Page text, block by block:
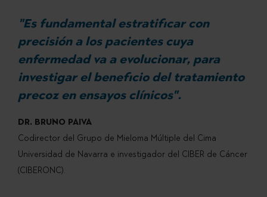
"Es fundamental estratificar con
precisión a los pacientes cuya
enfermedad va a evolucionar, para
investigar el beneficio del tratamiento
precoz en ensayos clínicos".
DR. BRUNO PAIVA
Codirector del Grupo de Mieloma Múltiple del Cima
Universidad de Navarra e investigador del CIBER de Cáncer
(CIBERONC).